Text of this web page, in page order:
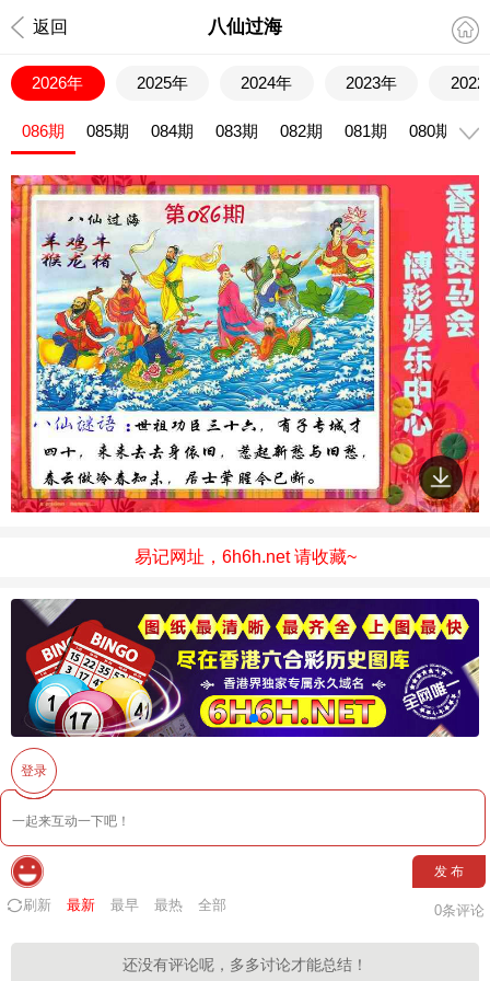
返回 八仙过海
2026年 2025年 2024年 2023年 2022
086期 085期 084期 083期 082期 081期 080期
易记网址，6h6h.net 请收藏~
登录
发 布
刷新 最新 最早 最热 全部 0条评论
还没有评论呢，多多讨论才能总结！